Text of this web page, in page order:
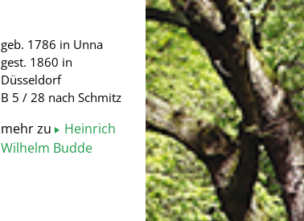
geb. 1786 in Unna
gest. 1860 in
Düsseldorf
B 5 / 28 nach Schmitz
mehr zu
Heinrich
Wilhelm Budde